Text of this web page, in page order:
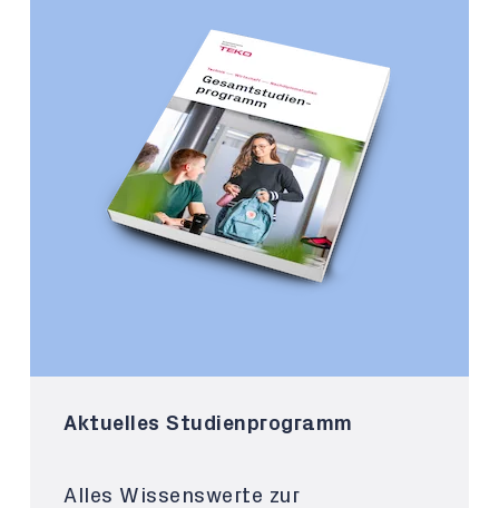
Aktuelles Studienprogramm
Alles Wissenswerte zur